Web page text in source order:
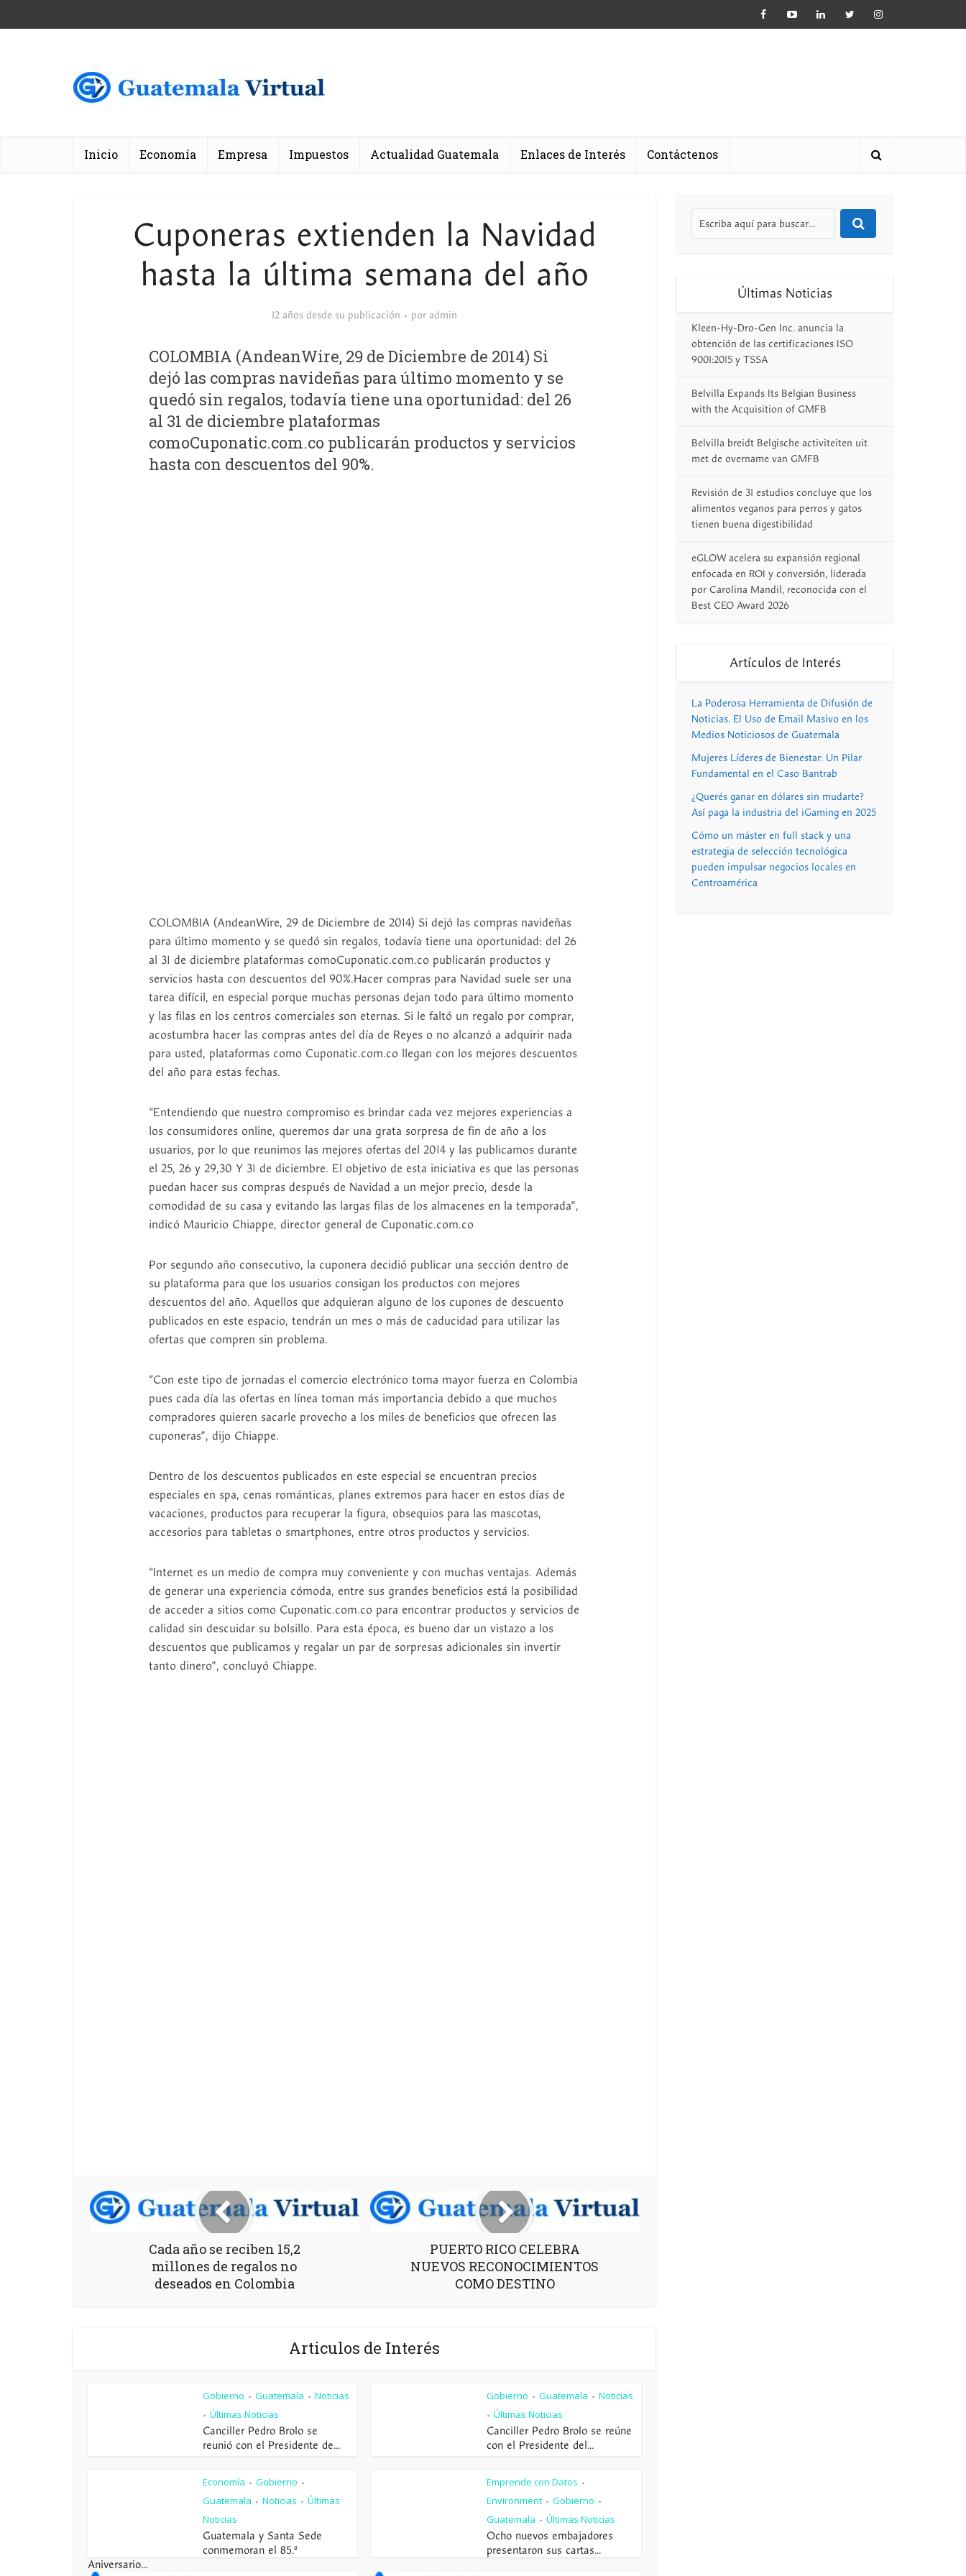
Inicio Economía Empresa Impuestos Actualidad Guatemala Enlaces de Interés Contáctenos
Cuponeras extienden la Navidad
hasta la última semana del año
12 años desde su publicación por admin
COLOMBIA (AndeanWire, 29 de Diciembre de 2014) Si
dejó las compras navideñas para último momento y se
quedó sin regalos, todavía tiene una oportunidad: del 26
al 31 de diciembre plataformas
comoCuponatic.com.co publicarán productos y servicios
hasta con descuentos del 90%.
COLOMBIA (AndeanWire, 29 de Diciembre de 2014) Si dejó las compras navideñas
para último momento y se quedó sin regalos, todavía tiene una oportunidad: del 26
al 31 de diciembre plataformas comoCuponatic.com.co publicarán productos y
servicios hasta con descuentos del 90%.Hacer compras para Navidad suele ser una
tarea difícil, en especial porque muchas personas dejan todo para último momento
y las filas en los centros comerciales son eternas. Si le faltó un regalo por comprar,
acostumbra hacer las compras antes del día de Reyes o no alcanzó a adquirir nada
para usted, plataformas como Cuponatic.com.co llegan con los mejores descuentos
del año para estas fechas.
“Entendiendo que nuestro compromiso es brindar cada vez mejores experiencias a
los consumidores online, queremos dar una grata sorpresa de fin de año a los
usuarios, por lo que reunimos las mejores ofertas del 2014 y las publicamos durante
el 25, 26 y 29,30 Y 31 de diciembre. El objetivo de esta iniciativa es que las personas
puedan hacer sus compras después de Navidad a un mejor precio, desde la
comodidad de su casa y evitando las largas filas de los almacenes en la temporada”,
indicó Mauricio Chiappe, director general de Cuponatic.com.co
Por segundo año consecutivo, la cuponera decidió publicar una sección dentro de
su plataforma para que los usuarios consigan los productos con mejores
descuentos del año. Aquellos que adquieran alguno de los cupones de descuento
publicados en este espacio, tendrán un mes o más de caducidad para utilizar las
ofertas que compren sin problema.
“Con este tipo de jornadas el comercio electrónico toma mayor fuerza en Colombia
pues cada día las ofertas en línea toman más importancia debido a que muchos
compradores quieren sacarle provecho a los miles de beneficios que ofrecen las
cuponeras”, dijo Chiappe.
Dentro de los descuentos publicados en este especial se encuentran precios
especiales en spa, cenas románticas, planes extremos para hacer en estos días de
vacaciones, productos para recuperar la figura, obsequios para las mascotas,
accesorios para tabletas o smartphones, entre otros productos y servicios.
“Internet es un medio de compra muy conveniente y con muchas ventajas. Además
de generar una experiencia cómoda, entre sus grandes beneficios está la posibilidad
de acceder a sitios como Cuponatic.com.co para encontrar productos y servicios de
calidad sin descuidar su bolsillo. Para esta época, es bueno dar un vistazo a los
descuentos que publicamos y regalar un par de sorpresas adicionales sin invertir
tanto dinero”, concluyó Chiappe.
Cada año se reciben 15,2
millones de regalos no
deseados en Colombia
PUERTO RICO CELEBRA
NUEVOS RECONOCIMIENTOS
COMO DESTINO
Articulos de Interés
Gobierno • Guatemala • Noticias
• Últimas Noticias
Canciller Pedro Brolo se
reunió con el Presidente de...
Gobierno • Guatemala • Noticias
• Últimas Noticias
Canciller Pedro Brolo se reúne
con el Presidente del...
Economía • Gobierno •
Guatemala • Noticias • Últimas
Noticias
Guatemala y Santa Sede
conmemoran el 85.º
Aniversario...
Emprende con Datos •
Environment • Gobierno •
Guatemala • Últimas Noticias
Ocho nuevos embajadores
presentaron sus cartas...
Últimas Noticias
Kleen-Hy-Dro-Gen Inc. anuncia la
obtención de las certificaciones ISO
9001:2015 y TSSA
Belvilla Expands Its Belgian Business
with the Acquisition of GMFB
Belvilla breidt Belgische activiteiten uit
met de overname van GMFB
Revisión de 31 estudios concluye que los
alimentos veganos para perros y gatos
tienen buena digestibilidad
eGLOW acelera su expansión regional
enfocada en ROI y conversión, liderada
por Carolina Mandil, reconocida con el
Best CEO Award 2026
Artículos de Interés
La Poderosa Herramienta de Difusión de
Noticias. El Uso de Email Masivo en los
Medios Noticiosos de Guatemala
Mujeres Líderes de Bienestar: Un Pilar
Fundamental en el Caso Bantrab
¿Querés ganar en dólares sin mudarte?
Así paga la industria del iGaming en 2025
Cómo un máster en full stack y una
estrategia de selección tecnológica
pueden impulsar negocios locales en
Centroamérica